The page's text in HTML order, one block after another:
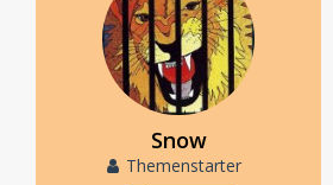
Snow
Themenstarter